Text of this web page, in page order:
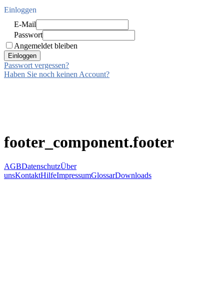
Einloggen
E-Mail
Passwort
Angemeldet bleiben
Passwort vergessen?
Haben Sie noch keinen Account?
footer_component.footer
AGBDatenschutzÜber
unsKontaktHilfeImpressumGlossarDownloads